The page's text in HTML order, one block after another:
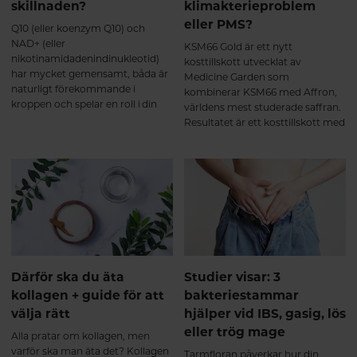
emotionell balans, positiv
sinnesstämning samt förbättrad
sexlust (libido). B6 (P-5-P) bidrar
till att reglera hormonaktiveten
samt nervsystemets normala
funktion.
skillnaden?
Q10 (eller koenzym Q10) och
NAD+ (eller
nikotinamidadenindinukleotid)
har mycket gemensamt, båda är
naturligt förekommande i
kroppen och spelar en roll i din
veta mer om Q10 och NAD+ och
hur du kan bibehålla hälsosamma
nivåer för ett hälsosamt åldrande.
klimakterieproblem
eller PMS?
KSM66 Gold är ett nytt
kosttillskott utvecklat av
Medicine Garden som
kombinerar KSM66 med Affron,
världens mest studerade saffran.
Resultatet är ett kosttillskott med
sömnproblem och sexuell olust.
Därför ska du äta
kollagen + guide för att
välja rätt
Alla pratar om kollagen, men
varför ska man äta det? Kollagen
Studier visar: 3
bakteriestammar
hjälper vid IBS, gasig, lös
eller trög mage
Tarmfloran påverkar hur din